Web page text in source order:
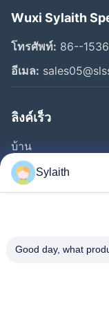
Wuxi Sylaith
โทรศัพท์: 86--
อีเมล:
ลิงค์เร็ว
บ้าน
ผลิตภัณฑ์
วิดีโอ
ทัวร์โรงงาน
Sylaith
Good day, what